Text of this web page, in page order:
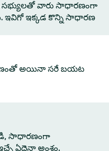
సభ్యులతో వారు సాధారణంగా
ఇవిగో ఇక్కడ కొన్ని సాధారణ
అయినా సరే బయట
సాధారణంగా
ఏదైనా అంశం.